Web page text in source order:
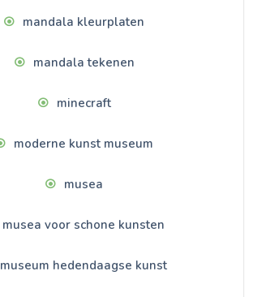
mandala kleurplaten
mandala tekenen
minecraft
moderne kunst museum
musea
musea voor schone kunsten
museum hedendaagse kunst